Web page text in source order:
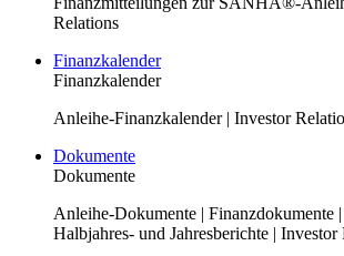
Relations
Finanzkalender
Finanzkalender
Anleihe-Finanzkalender | Investor
Dokumente
Dokumente
Anleihe-Dokumente | Finanzdokumente
Halbjahres- und Jahresberichte | Investor